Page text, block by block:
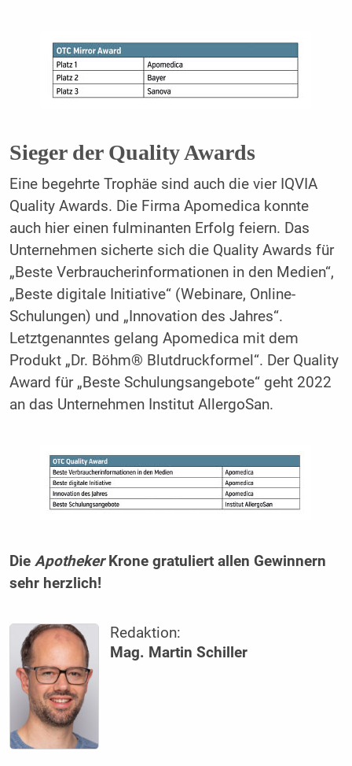
Sieger der Quality Awards
Eine begehrte Trophäe sind auch die vier IQVIA
Quality Awards. Die Firma Apomedica konnte
auch hier einen fulminanten Erfolg feiern. Das
Unternehmen sicherte sich die Quality Awards für
„Beste Verbraucherinformationen in den Medien“,
„Beste digitale Initiative“ (Webinare, Online-
Schulungen) und „Innovation des Jahres“.
Letztgenanntes gelang Apomedica mit dem
Produkt „Dr. Böhm® Blutdruckformel“. Der Quality
Award für „Beste Schulungsangebote“ geht 2022
an das Unternehmen Institut AllergoSan.
Die ApothekerKrone gratuliert allen Gewinnern
sehr herzlich!
Redaktion:
Mag. Martin Schiller